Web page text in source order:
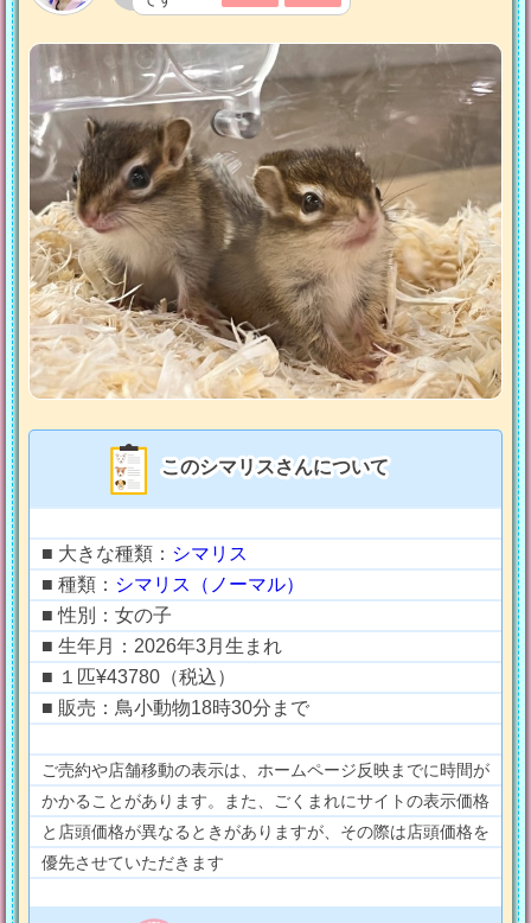
このシマリスさんについて
■ 大きな種類： シマリス
■ 種類： シマリス（ノーマル）
■ 性別：女の子
■ 生年月：2026年3月生まれ
■ １匹¥43780（税込）
■ 販売：鳥小動物18時30分まで
ご売約や店舗移動の表示は、ホームページ反映までに時間が
かかることがあります。また、ごくまれにサイトの表示価格
と店頭価格が異なるときがありますが、その際は店頭価格を
優先させていただきます